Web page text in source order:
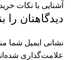
آشنایی با نکات
دیدگاهتان را
نشانی ایمیل شما
علامت‌گذاری